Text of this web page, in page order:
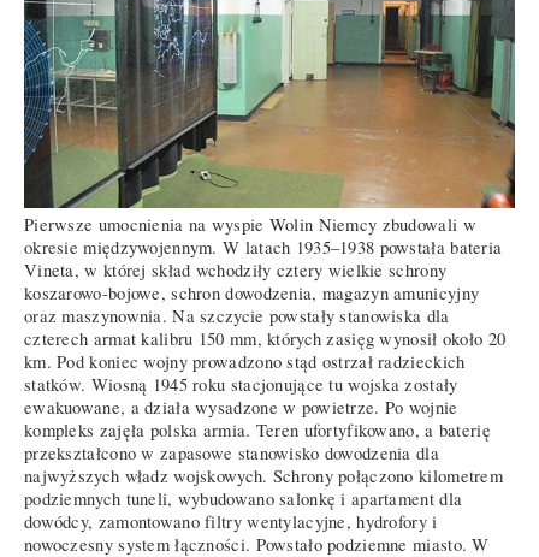
Pierwsze umocnienia na wyspie Wolin Niemcy zbudowali w
okresie międzywojennym. W latach 1935–1938 powstała bateria
Vineta, w której skład wchodziły cztery wielkie schrony
koszarowo-bojowe, schron dowodzenia, magazyn amunicyjny
oraz maszynownia. Na szczycie powstały stanowiska dla
czterech armat kalibru 150 mm, których zasięg wynosił około 20
km. Pod koniec wojny prowadzono stąd ostrzał radzieckich
statków. Wiosną 1945 roku stacjonujące tu wojska zostały
ewakuowane, a działa wysadzone w powietrze. Po wojnie
kompleks zajęła polska armia. Teren ufortyfikowano, a baterię
przekształcono w zapasowe stanowisko dowodzenia dla
najwyższych władz wojskowych. Schrony połączono kilometrem
podziemnych tuneli, wybudowano salonkę i apartament dla
dowódcy, zamontowano filtry wentylacyjne, hydrofory i
nowoczesny system łączności. Powstało podziemne miasto. W